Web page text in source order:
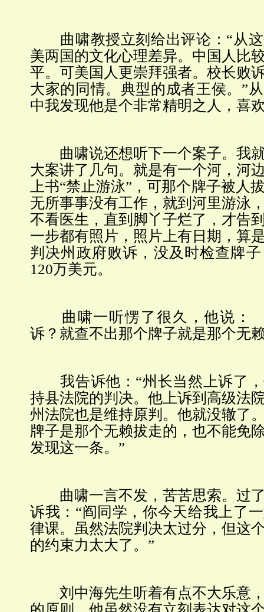
曲啸教授立刻给出评论：“从这
美两国的文化心理差异。中国人比
平。可美国人更崇拜强者。校长败
大家的同情。典型的成者王侯。”
中我发现他是个非常精明之人，喜
曲啸说还想听下一个案子。我就
大案讲了几句。就是有一个河，河
上书“禁止游泳”，可那个牌子被人
无所事事没有工作，就到河里游泳
不看医生，直到脚丫子烂了，才告
一步都有照片，照片上有日期，算
判决州政府败诉，没及时检查牌
120万美元。
曲啸一听愣了很久，他说：
诉？就查不出那个牌子就是那个无
我告诉他：“州长当然上诉了，
持县法院的判决。他上诉到高级法
州法院也是维持原判。他就没辙了
牌子是那个无赖拔走的，也不能免
发现这一条。”
曲啸一言不发，苦苦思索。过了
诉我：“阎同学，你今天给我上了
律课。虽然法院判决太过分，但这
的约束力太大了。”
刘中海先生听着有点不大乐意，